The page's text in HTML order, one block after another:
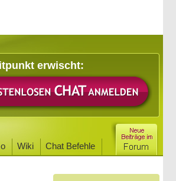
erwischt:
Wiki Chat Befehle